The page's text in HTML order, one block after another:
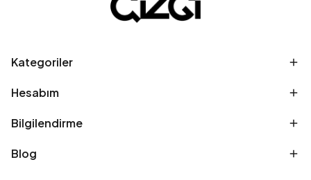
Kategoriler
Hesabım
Bilgilendirme
Blog